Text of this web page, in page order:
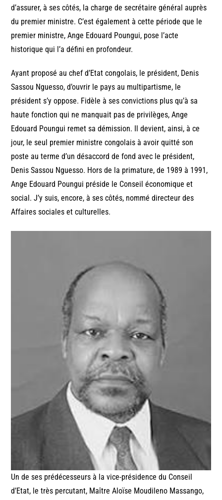
d’assurer, à ses côtés, la charge de secrétaire général auprès
du premier ministre. C’est également à cette période que le
premier ministre, Ange Edouard Poungui, pose l’acte
historique qui l’a défini en profondeur.
Ayant proposé au chef d’Etat congolais, le président, Denis
Sassou Nguesso, d’ouvrir le pays au multipartisme, le
président s’y oppose. Fidèle à ses convictions plus qu’à sa
haute fonction qui ne manquait pas de privilèges, Ange
Edouard Poungui remet sa démission. Il devient, ainsi, à ce
jour, le seul premier ministre congolais à avoir quitté son
poste au terme d’un désaccord de fond avec le président,
Denis Sassou Nguesso. Hors de la primature, de 1989 à 1991,
Ange Edouard Poungui préside le Conseil économique et
social. J’y suis, encore, à ses côtés, nommé directeur des
Affaires sociales et culturelles.
Un de ses prédécesseurs à la vice-présidence du Conseil
d’Etat, le très percutant, Maître Aloïse Moudileno Massango,